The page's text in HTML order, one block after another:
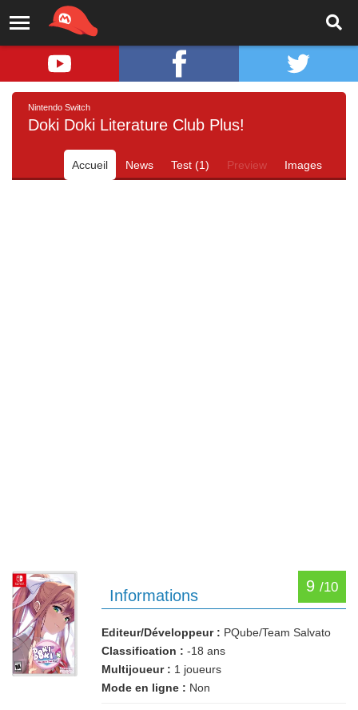
Nintendo Switch
Doki Doki Literature Club Plus!
Accueil News Test (1) Preview Images
9 /10
Informations
Editeur/Développeur : PQube/Team Salvato
Classification : -18 ans
Multijoueur : 1 joueurs
Mode en ligne : Non